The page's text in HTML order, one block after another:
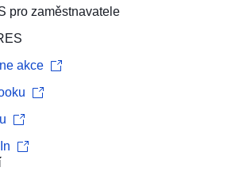
pro zaměstnavatele
akce